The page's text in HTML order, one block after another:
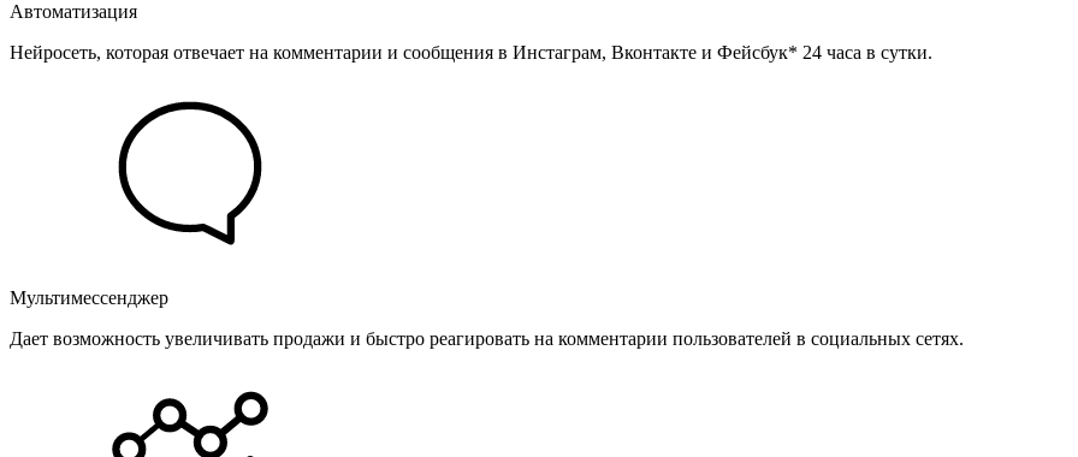
Автоматизация
Нейросеть, которая отвечает на комментарии и сообщения в Инстаграм, Вконтакте и Фейсбук* 24 часа в сутки.
Мультимессенджер
Дает возможность увеличивать продажи и быстро реагировать на комментарии пользователей в социальных сетях.